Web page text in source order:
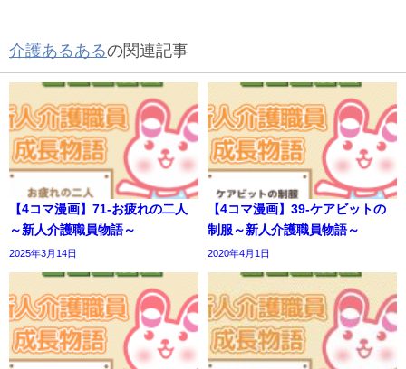
介護あるあるの関連記事
【4コマ漫画】71-お疲れの二人
～新人介護職員物語～
2025年3月14日
【4コマ漫画】39-ケアビットの
制服～新人介護職員物語～
2020年4月1日